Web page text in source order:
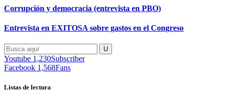
Corrupción y democracia (entrevista en PBO)
Entrevista en EXITOSA sobre gastos en el Congreso
Youtube 1,230Subscriber
Facebook 1,568Fans
Listas de lectura